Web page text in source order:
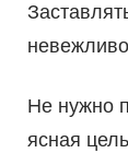
Не нужно
ясная